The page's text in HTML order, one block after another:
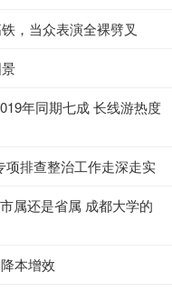
，当众表演全裸劈叉
年同期七成 长线游热度
排查整治工作走深走实
属还是省属 成都大学的
本增效